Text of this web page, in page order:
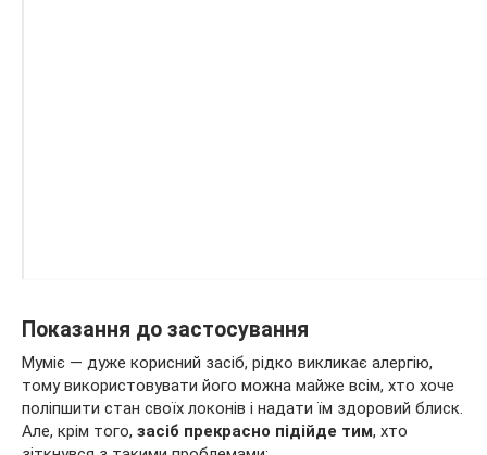
Показання до застосування
Муміє — дуже корисний засіб, рідко викликає алергію,
тому використовувати його можна майже всім, хто хоче
поліпшити стан своїх локонів і надати їм здоровий блиск.
Але, крім того, засіб прекрасно підійде тим, хто